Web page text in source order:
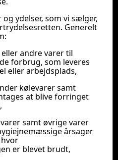
ydelser, som vi sælger,
Generelt
andre varer til
forbrug, som leveres
eller arbejdsplads,
kølevarer samt
at blive forringet
samt øvrige varer
årsager
er blevet brudt,